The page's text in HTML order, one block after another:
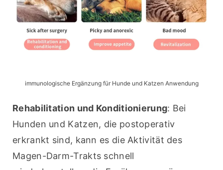
immunologische Ergänzung für Hunde und Katzen Anwendung
Rehabilitation und Konditionierung: Bei
Hunden und Katzen, die postoperativ
erkrankt sind, kann es die Aktivität des
Magen-Darm-Trakts schnell